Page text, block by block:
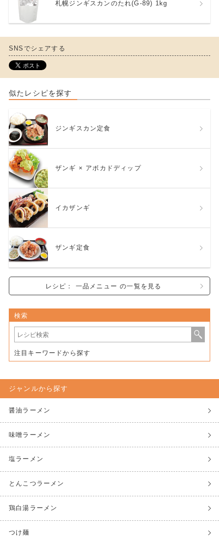
札幌ジンギスカンのたれ(G-89) 1kg
SNSでシェアする
似たレシピを探す
ジンギスカン定食
ザンギ × アボカドディップ
イカザンギ
ザンギ定食
レシピ： 一品メニュー の一覧を見る
検索
注目キーワードから探す
ジャンルから探す
醤油ラーメン
味噌ラーメン
塩ラーメン
とんこつラーメン
鶏白湯ラーメン
つけ麺